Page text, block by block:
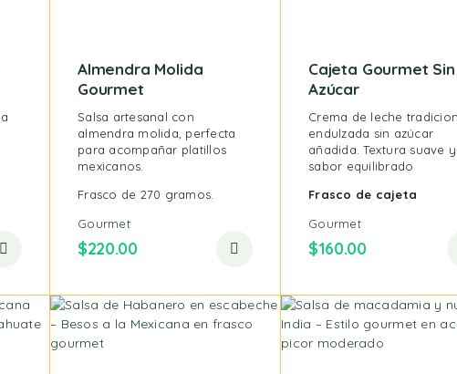
Almendra Molida
Gourmet
Salsa artesanal con
almendra molida, perfecta
para acompañar platillos
mexicanos.
Frasco de 270 gramos.
Gourmet
$220.00
Cajeta Gourmet Sin
Azúcar
Crema de leche
endulzada sin azúcar
añadida. Textura suave y
sabor equilibrado
Frasco de cajeta
Gourmet
$160.00